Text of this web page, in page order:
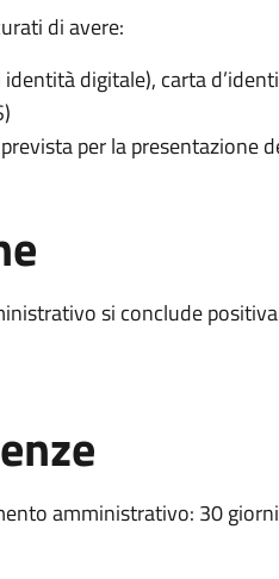
di avere:
digitale), carta
per la presentazione
si conclude
amministrativo: 30 giorni